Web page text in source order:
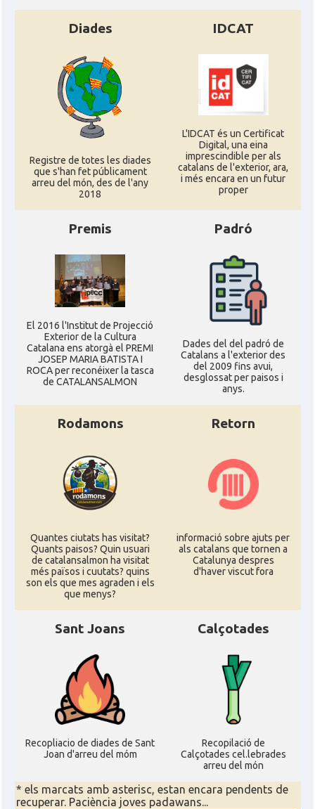
Diades
Registre de totes les diades
que s'han fet públicament
arreu del món, des de l'any
2018
IDCAT
L'IDCAT és un Certificat
Digital, una eina
imprescindible per als
catalans de l'exterior, ara,
i més encara en un futur
proper
Premis
El 2016 l'Institut de Projecció
Exterior de la Cultura
Catalana ens atorgà el PREMI
JOSEP MARIA BATISTA I
ROCA per reconéixer la tasca
de CATALANSALMON
Padró
Dades del del padró de
Catalans a l'exterior des
del 2009 fins avui,
desglossat per paisos i
anys.
Rodamons
Quantes ciutats has visitat?
Quants paisos? Quin usuari
de catalansalmon ha visitat
més països i cuutats? quins
son els que mes agraden i els
que menys?
Retorn
informació sobre ajuts per
als catalans que tornen a
Catalunya despres
d'haver viscut fora
Sant Joans
Recopliacio de diades de Sant
Joan d'arreu del móm
Calçotades
Recopilació de
Calçotades cel.lebrades
arreu del món
* els marcats amb asterisc, estan encara pendents de
recuperar. Paciència joves padawans...